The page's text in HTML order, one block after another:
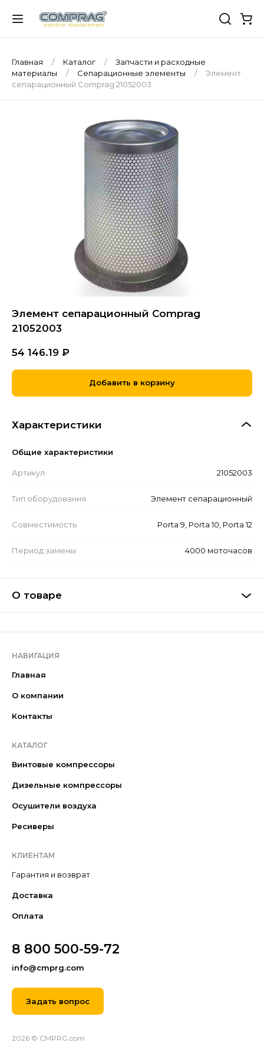
Главная Каталог
Запчасти и расходные
материалы
Сепарационные элементы
Элемент
сепарационный Comprag 21052003
Элемент сепарационный Comprag
21052003
54 146.19 ₽
Добавить в корзину
Характеристики
Общие характеристики
Артикул 21052003
Тип оборудования Элемент сепарационный
Совместимость Porta 9, Porta 10, Porta 12
Период замены 4000 моточасов
О товаре
НАВИГАЦИЯ
Главная
О компании
Контакты
КАТАЛОГ
Винтовые компрессоры
Дизельные компрессоры
Осушители воздуха
Ресиверы
КЛИЕНТАМ
Гарантия и возврат
Доставка
Оплата
8 800 500-59-72
info@cmprg.com
Задать вопрос
2026 © CMPRG.com